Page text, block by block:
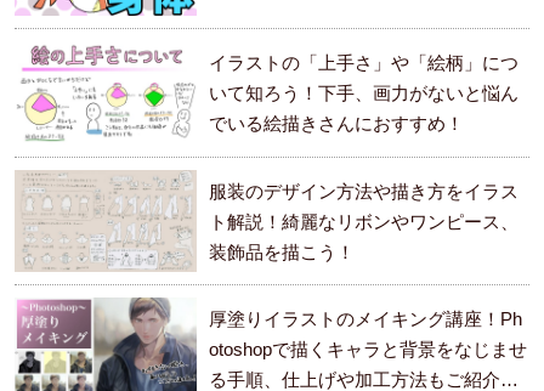
イラストの「上手さ」や「絵柄」につ
いて知ろう！下手、画力がないと悩ん
でいる絵描きさんにおすすめ！
服装のデザイン方法や描き方をイラス
ト解説！綺麗なリボンやワンピース、
装飾品を描こう！
厚塗りイラストのメイキング講座！Ph
otoshopで描くキャラと背景をなじませ
る手順、仕上げや加工方法もご紹介し